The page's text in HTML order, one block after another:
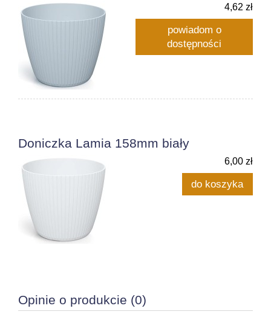
4,62 zł
powiadom o
dostępności
Doniczka Lamia 158mm biały
6,00 zł
do koszyka
Opinie o produkcie (0)